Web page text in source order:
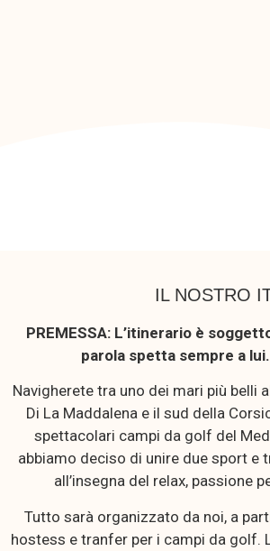
IL NOSTRO
PREMESSA: L’itinerario è
parola spetta sempre a
Navigherete tra uno dei mari più belli
Di La Maddalena e il sud della
spettacolari campi da golf del
abbiamo deciso di unire due sport e
all’insegna del relax, passione
Tutto sarà organizzato da noi, a
hostess e tranfer per i campi da golf.